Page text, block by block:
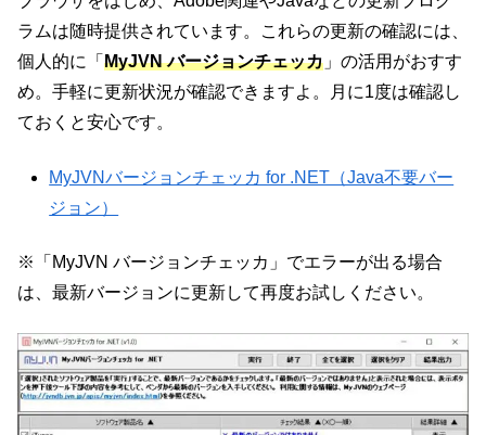
ラムは随時提供されています。これらの更新の確認には、
個人的に「 MyJVN バージョンチェッカ 」の活用がおすす
め。手軽に更新状況が確認できますよ。月に1度は確認し
ておくと安心です。
MyJVNバージョンチェッカ for .NET（Java不要バー
ジョン）
※「MyJVN バージョンチェッカ」でエラーが出る場合
は、最新バージョンに更新して再度お試しください。